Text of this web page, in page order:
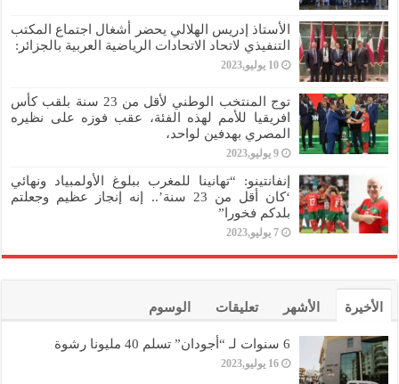
الأستاذ إدريس الهلالي يحضر أشغال اجتماع المكتب
التنفيذي لاتحاد الاتحادات الرياضية العربية بالجزائر:
10 يوليو,2023
توج المنتخب الوطني لأقل من 23 سنة بلقب كأس
افريقيا للأمم لهذه الفئة، عقب فوزه على نظيره
المصري بهدفين لواحد،
9 يوليو,2023
إنفانتينو: “تهانينا للمغرب ببلوغ الأولمبياد ونهائي
‘كان أقل من 23 سنة’.. إنه إنجاز عظيم وجعلتم
بلدكم فخورا”
7 يوليو,2023
الأخيرة الأشهر تعليقات الوسوم
6 سنوات لـ “أجودان” تسلم 40 مليونا رشوة
16 يوليو,2023